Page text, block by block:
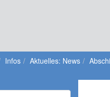
Infos Aktuelles: News